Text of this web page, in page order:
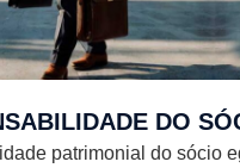
DO
patrimonial do sócio